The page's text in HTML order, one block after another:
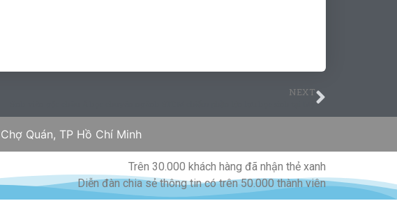
NEXT
Quán, TP Hồ Chí Minh
Trên 30.000 khách hàng đã nhận thẻ xanh
Diễn đàn chia sẻ thông tin có trên 50.000 thành viên